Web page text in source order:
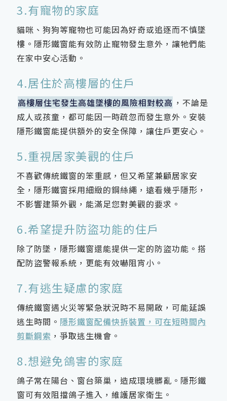
3.有寵物的家庭
貓咪、狗狗等寵物也可能因為好奇或追逐而不慎墜
樓。隱形鐵窗能有效防止寵物發生意外，讓牠們能
在家中安心活動。
4.居住於高樓層的住戶
高樓層住宅發生高雄墜樓的風險相對較高 ，不論是
成人或孩童，都可能因一時疏忽而發生意外。安裝
隱形鐵窗能提供額外的安全保障，讓住戶更安心。
5.重視居家美觀的住戶
不喜歡傳統鐵窗的笨重感，但又希望兼顧居家安
全，隱形鐵窗採用細緻的鋼絲繩，遠看幾乎隱形，
不影響建築外觀，能滿足您對美觀的要求。
6.希望提升防盜功能的住戶
除了防墜，隱形鐵窗還能提供一定的防盜功能。搭
配防盜警報系統，更能有效嚇阻宵小。
7.有逃生疑慮的家庭
傳統鐵窗遇火災等緊急狀況時不易開啟，可能延誤
逃生時間。 隱形鐵窗配備快拆裝置，可在短時間內
剪斷鋼索 ，爭取逃生機會。
8.想避免鴿害的家庭
鴿子常在陽台、窗台築巢，造成環境髒亂。隱形鐵
窗可有效阻擋鴿子進入，維護居家衛生。